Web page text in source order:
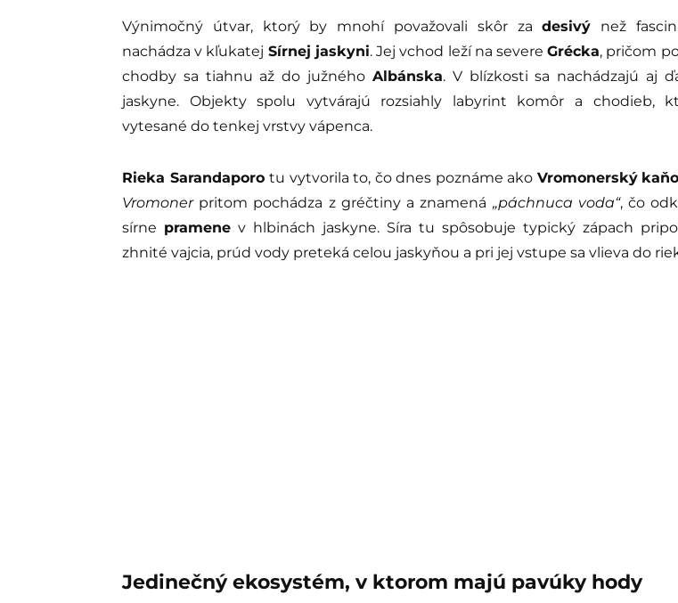
Výnimočný útvar, ktorý by mnohí považovali skôr zadesivý než
nachádza v kľukatej Sírnej jaskyni. Jej vchod leží na severeGrécka, pričom
chodby sa tiahnu až do južného Albánska. V blízkosti sa nachádzajú aj
jaskyne. Objekty spolu vytvárajú rozsiahly labyrint komôr a chodieb,
vytesané do tenkej vrstvy vápenca.
Rieka Sarandaporotu vytvorila to, čo dnes poznáme ako Vromonerský
Vromonerpritom pochádza z gréčtiny a znamená „páchnuca voda“, čo
sírne pramenev hlbinách jaskyne. Síra tu spôsobuje typický zápach
zhnité vajcia, prúd vody preteká celou jaskyňou a pri jej vstupe sa vlieva do
Jedinečný ekosystém, v ktorom majú pavúky hody